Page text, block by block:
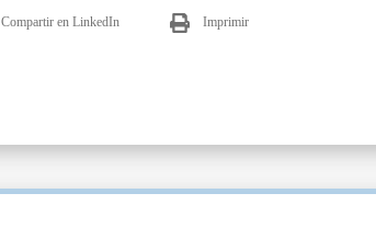
Compartir en LinkedIn Imprimir